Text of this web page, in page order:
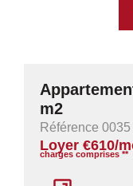
m2
Référence 0035
Loyer €610/
charges comprises **